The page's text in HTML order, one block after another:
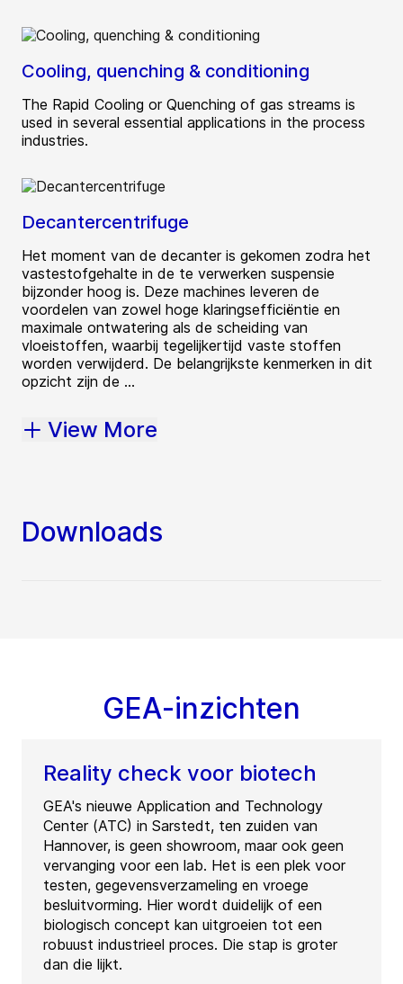
Cooling, quenching & conditioning
The Rapid Cooling or Quenching of gas streams is
used in several essential applications in the process
industries.
Decantercentrifuge
Het moment van de decanter is gekomen zodra het
vastestofgehalte in de te verwerken suspensie
bijzonder hoog is. Deze machines leveren de
voordelen van zowel hoge klaringsefficiëntie en
maximale ontwatering als de scheiding van
vloeistoffen, waarbij tegelijkertijd vaste stoffen
worden verwijderd. De belangrijkste kenmerken in dit
opzicht zijn de ...
View More
Downloads
GEA-inzichten
Reality check voor biotech
GEA's nieuwe Application and Technology
Center (ATC) in Sarstedt, ten zuiden van
Hannover, is geen showroom, maar ook geen
vervanging voor een lab. Het is een plek voor
testen, gegevensverzameling en vroege
besluitvorming. Hier wordt duidelijk of een
biologisch concept kan uitgroeien tot een
robuust industrieel proces. Die stap is groter
dan die lijkt.